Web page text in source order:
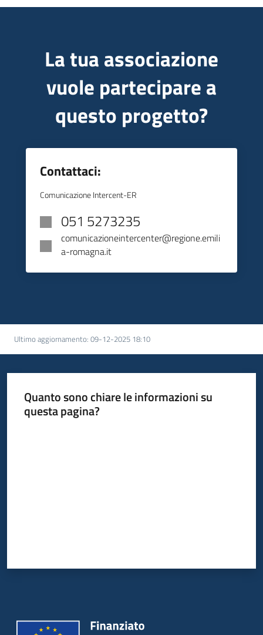
La tua associazione
vuole partecipare a
questo progetto?
Contattaci:
Comunicazione Intercent-ER
051 5273235
comunicazioneintercenter@regione.emili
a-romagna.it
Ultimo aggiornamento: 09-12-2025 18:10
Quanto sono chiare le informazioni su
questa pagina?